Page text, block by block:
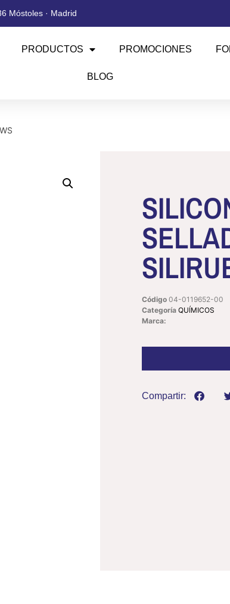
Móstoles · Madrid
PRODUCTOS PROMOCIONES
BLOG
Código 04-0119652-00
Categoría QUÍMICOS
Marca:
Compartir: